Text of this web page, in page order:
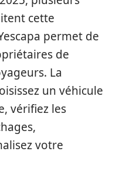
cette
permet de
de
La
un véhicule
vérifiez les
votre